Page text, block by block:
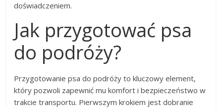
doświadczeniem.
Jak przygotować psa
do podróży?
Przygotowanie psa do podróży to kluczowy element,
który pozwoli zapewnić mu komfort i bezpieczeństwo w
trakcie transportu. Pierwszym krokiem jest dobranie